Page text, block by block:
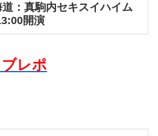
：真駒内セキスイハイム
開演
レポ